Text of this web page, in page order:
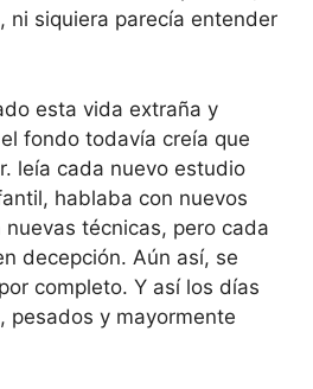
ni siquiera parecía entender
esta vida extraña y
fondo todavía creía que
leía cada nuevo estudio
hablaba con nuevos
técnicas, pero cada
decepción. Aún así, se
completo. Y así los días
pesados y mayormente